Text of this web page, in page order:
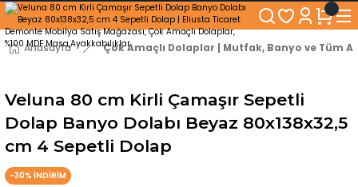
250₺ ve Üzeri Alışverişlerinizde KARGO BEDAVA!
5'er cm Aralıklarla 35 cm'den 100 cm'e kadar Genişliğe Sahip Dolaplar
% 100 Mdf Tekerlekli Masa ile Uzun Ömürlü ve Kolay Kullanım Konforu
Kaliteli hizmet, güvenli alışveriş ve satış sonrası destek
Anasayfa Çok Amaçlı Dolaplar | Mutfak, Banyo ve Tüm
Veluna 80 cm Kirli Çamaşır Sepetli
Dolap Banyo Dolabı Beyaz 80x138x32,5
cm 4 Sepetli Dolap
-30% İNDİRİM